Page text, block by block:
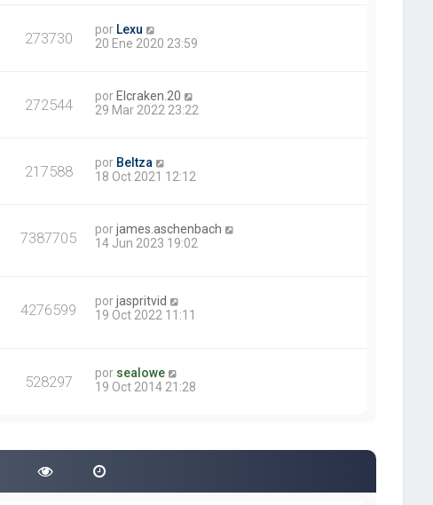
273730 por Lexu
20 Ene 2020 23:59
272544 por Elcraken.20
29 Mar 2022 23:22
217588 por Beltza
18 Oct 2021 12:12
7387705 porjames.aschenbach
14 Jun 2023 19:02
4276599 porjaspritvid
19 Oct 2022 11:11
528297 por sealowe
19 Oct 2014 21:28